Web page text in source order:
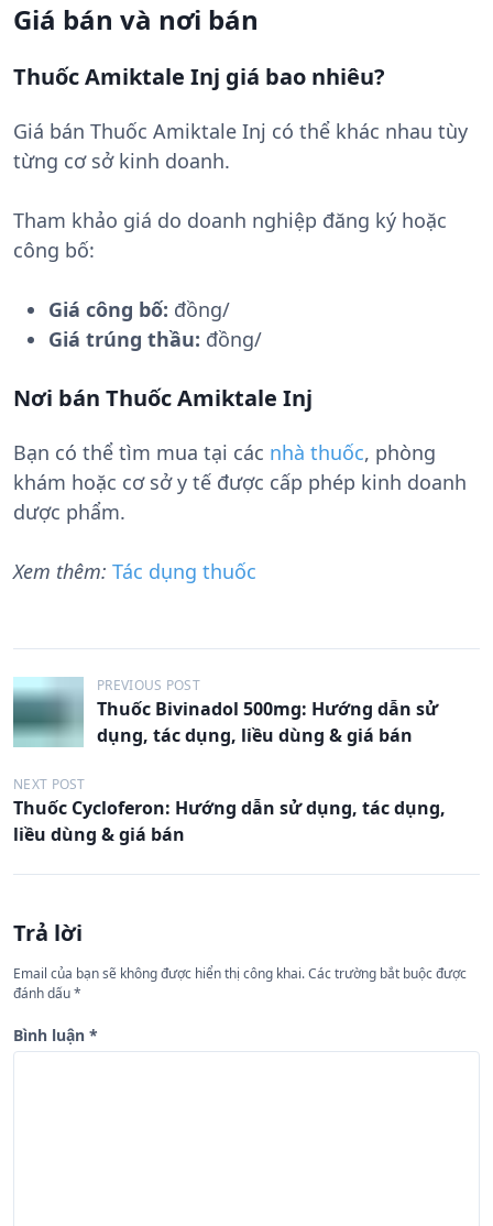
Giá bán và nơi bán
Thuốc Amiktale Inj giá bao nhiêu?
Giá bán Thuốc Amiktale Inj có thể khác nhau tùy
từng cơ sở kinh doanh.
Tham khảo giá do doanh nghiệp đăng ký hoặc
công bố:
Giá công bố: đồng/
Giá trúng thầu: đồng/
Nơi bán Thuốc Amiktale Inj
Bạn có thể tìm mua tại các nhà thuốc, phòng
khám hoặc cơ sở y tế được cấp phép kinh doanh
dược phẩm.
Xem thêm: Tác dụng thuốc
Đ
i
ề
u
h
n
b
à
i
PREVIOUS POST
Thuốc Bivinadol 500mg: Hướng dẫn sử
dụng, tác dụng, liều dùng & giá bán
NEXT POST
Thuốc Cycloferon: Hướng dẫn sử dụng, tác dụng,
liều dùng & giá bán
Trả lời
Email của bạn sẽ không được hiển thị công khai.Các trường bắt buộc được
đánh dấu*
Bình luận *